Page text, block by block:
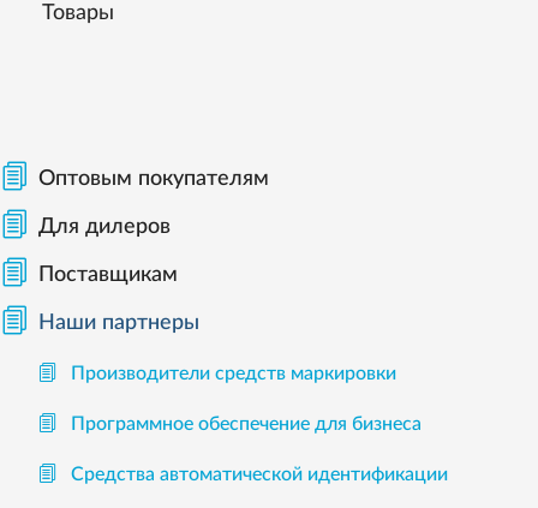
Товары
Оптовым покупателям
Для дилеров
Поставщикам
Наши партнеры
Производители средств маркировки
Программное обеспечение для бизнеса
Средства автоматической идентификации